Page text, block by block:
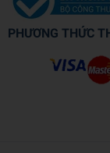
PHƯƠNG THỨC